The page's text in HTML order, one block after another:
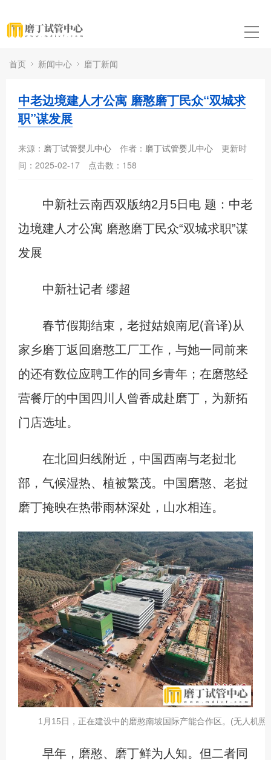
首页 新闻中心 磨丁新闻
中老边境建人才公寓 磨憨磨丁民众“双城求
职”谋发展
来源： 磨丁试管婴儿中心 作者： 磨丁试管婴儿中心
更新时
间：2025-02-17
点击数： 158
中新社云南西双版纳2月5日电 题：中老
边境建人才公寓 磨憨磨丁民众“双城求职”谋
发展
中新社记者 缪超
春节假期结束，老挝姑娘南尼(音译)从
家乡磨丁返回磨憨工厂工作，与她一同前来
的还有数位应聘工作的同乡青年；在磨憨经
营餐厅的中国四川人曾香成赴磨丁，为新拓
门店选址。
在北回归线附近，中国西南与老挝北
部，气候湿热、植被繁茂。中国磨憨、老挝
磨丁掩映在热带雨林深处，山水相连。
1月15日，正在建设中的磨憨南坡国际产能合作区。(无人机
早年，磨憨、磨丁鲜为人知。但二者同